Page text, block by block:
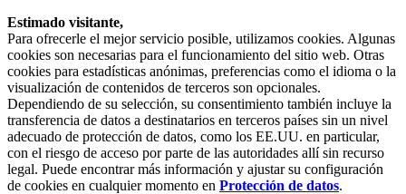
Estimado visitante,
Para ofrecerle el mejor servicio posible, utilizamos cookies. Algunas
cookies son necesarias para el funcionamiento del sitio web. Otras
cookies para estadísticas anónimas, preferencias como el idioma o la
visualización de contenidos de terceros son opcionales.
Dependiendo de su selección, su consentimiento también incluye la
transferencia de datos a destinatarios en terceros países sin un nivel
adecuado de protección de datos, como los EE.UU. en particular,
con el riesgo de acceso por parte de las autoridades allí sin recurso
legal. Puede encontrar más información y ajustar su configuración
de cookies en cualquier momento en Protección de datos.